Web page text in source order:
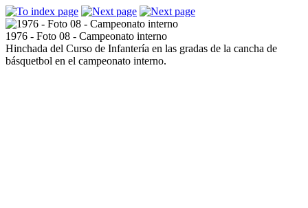
1976 - Foto 08 - Campeonato interno
Hinchada del Curso de Infantería en las gradas de la cancha de
básquetbol en el campeonato interno.